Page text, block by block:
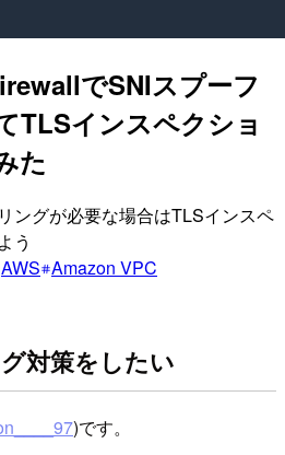
でSNIスプーフ
TLSインスペクショ
た
ングが必要な場合はTLSインスペ
う
AWS Amazon VPC
対策をしたい
)です。